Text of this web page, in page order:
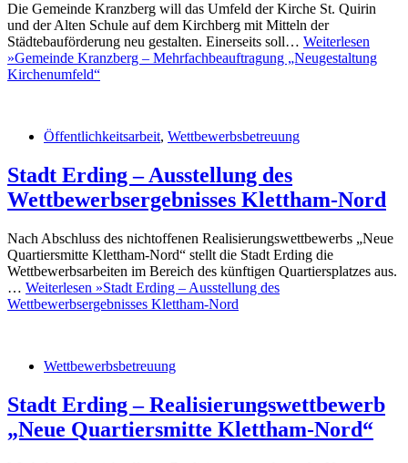
Die Gemeinde Kranzberg will das Umfeld der Kirche St. Quirin
und der Alten Schule auf dem Kirchberg mit Mitteln der
Städtebauförderung neu gestalten. Einerseits soll… Weiterlesen
»Gemeinde Kranzberg – Mehrfachbeauftragung „Neugestaltung
Kirchenumfeld“
Öffentlichkeitsarbeit, Wettbewerbsbetreuung
Stadt Erding – Ausstellung des
Wettbewerbsergebnisses Klettham-Nord
Nach Abschluss des nichtoffenen Realisierungswettbewerbs „Neue
Quartiersmitte Klettham-Nord“ stellt die Stadt Erding die
Wettbewerbsarbeiten im Bereich des künftigen Quartiersplatzes aus.
… Weiterlesen »Stadt Erding – Ausstellung des
Wettbewerbsergebnisses Klettham-Nord
Wettbewerbsbetreuung
Stadt Erding – Realisierungswettbewerb
„Neue Quartiersmitte Klettham-Nord“